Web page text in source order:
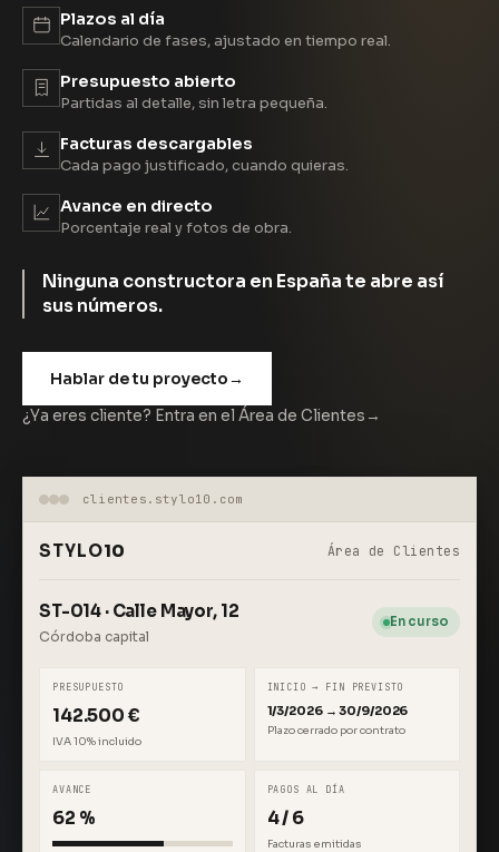
Plazos al día
Calendario de fases, ajustado en tiempo real.
Presupuesto abierto
Partidas al detalle, sin letra pequeña.
Facturas descargables
Cada pago justificado, cuando quieras.
Avance en directo
Porcentaje real y fotos de obra.
Ninguna constructora en España te abre así
sus números.
Hablar de tu proyecto→
¿Ya eres cliente? Entra en el Área de Clientes →
clientes.stylo10.com
STYLO10 Área de Clientes
ST-014 · Calle Mayor, 12
Córdoba capital
En curso
PRESUPUESTO
142.500 €
IVA 10% incluido
INICIO → FIN PREVISTO
1/3/2026 → 30/9/2026
Plazo cerrado por contrato
AVANCE
62 %
PAGOS AL DÍA
4 / 6
Facturas emitidas